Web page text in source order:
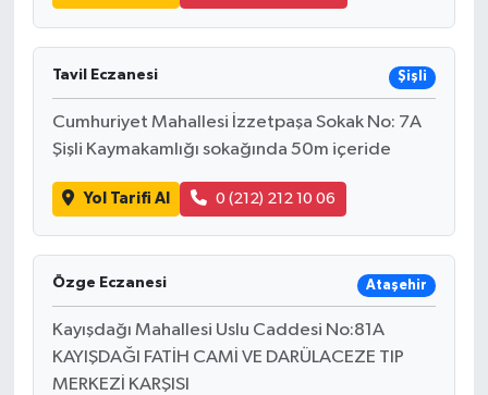
Tavil Eczanesi Şişli
Cumhuriyet Mahallesi İzzetpaşa Sokak No: 7A
Şişli Kaymakamlığı sokağında 50m içeride
Yol Tarifi Al 0 (212) 212 10 06
Özge Eczanesi Ataşehir
Kayışdağı Mahallesi Uslu Caddesi No:81A
KAYIŞDAĞI FATİH CAMİ VE DARÜLACEZE TIP
MERKEZİ KARŞISI